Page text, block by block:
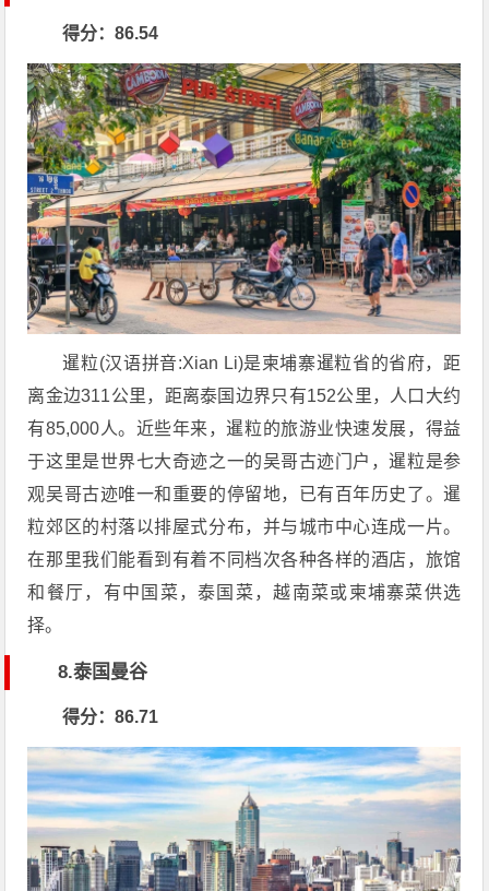
得分：86.54
暹粒(汉语拼音:Xian Li)是柬埔寨暹粒省的省府，距
离金边311公里，距离泰国边界只有152公里，人口大约
有85,000人。近些年来，暹粒的旅游业快速发展，得益
于这里是世界七大奇迹之一的吴哥古迹门户，暹粒是参
观吴哥古迹唯一和重要的停留地，已有百年历史了。暹
粒郊区的村落以排屋式分布，并与城市中心连成一片。
在那里我们能看到有着不同档次各种各样的酒店，旅馆
和餐厅，有中国菜，泰国菜，越南菜或柬埔寨菜供选
择。
8.泰国曼谷
得分：86.71